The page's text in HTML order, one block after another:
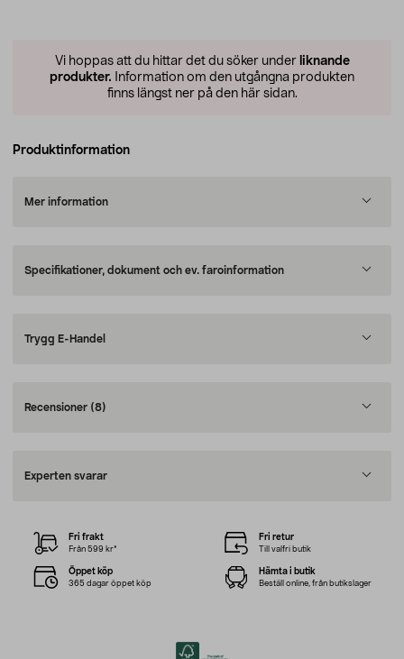
Vi hoppas att du hittar det du söker under liknande
produkter. Information om den utgångna produkten
finns längst ner på den här sidan.
Produktinformation
Mer information
Specifikationer, dokument och ev. faroinformation
Trygg E-Handel
Recensioner (8)
Experten svarar
Fri frakt
Från 599 kr*
Fri retur
Till valfri butik
Öppet köp
365 dagar öppet köp
Hämta i butik
Beställ online, från butikslager